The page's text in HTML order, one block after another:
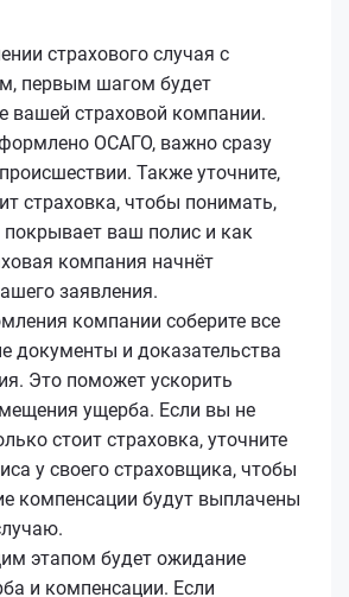
страхового случая с
первым шагом будет
вашей страховой компании.
ОСАГО, важно сразу
Также уточните,
страховка, чтобы понимать,
покрывает ваш полис и как
компания начнёт
заявления.
компании соберите все
документы и доказательства
Это поможет ускорить
ущерба. Если вы не
стоит страховка, уточните
у своего страховщика, чтобы
компенсации будут выплачены
этапом будет ожидание
и компенсации. Если